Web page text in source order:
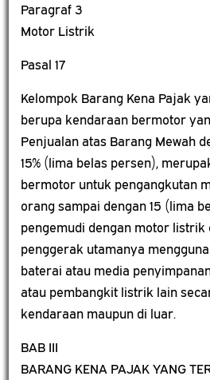
Paragraf 3
Motor Listrik
Pasal 17
Kelompok Barang Kena Pajak
berupa kendaraan bermotor
Penjualan atas Barang Mewah
15% (lima belas persen),
bermotor untuk pengangkutan
orang sampai dengan 15 (lima
pengemudi dengan motor listrik
penggerak utamanya
baterai atau media
atau pembangkit listrik lain
kendaraan maupun di luar.
BAB III
BARANG KENA PAJAK YANG